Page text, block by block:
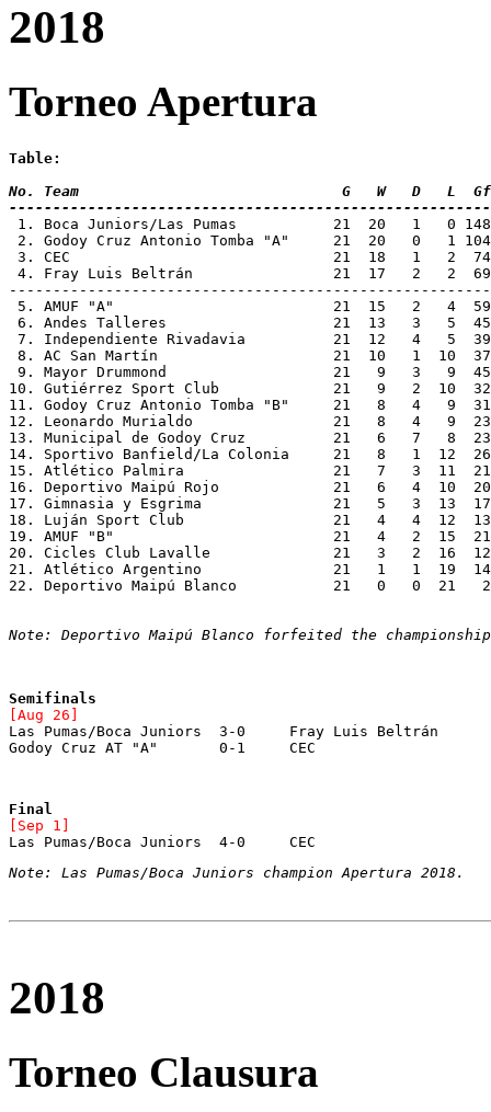
2018
Torneo Apertura
Table:
No. Team 			      G   W   D
1. Boca Juniors/Las Pumas
2. Godoy Cruz Antonio Tomba "A"     21  20   0   1
3. CEC				     21  18   1
4. Fray Luis Beltrán		     21
5. AMUF "A"			     21  15   2
6. Andes Talleres		     21  13   3
7. Independiente Rivadavia	     21  12
8. AC San Martín		     21  10   1
9. Mayor Drummond		     21   9   3
10. Gutiérrez Sport Club	     21   9   2
11. Godoy Cruz Antonio Tomba "B"     21   8   4   9
12. Leonardo Murialdo		     21   8
13. Municipal de Godoy Cruz	     21
14. Sportivo Banfield/La Colonia     21   8   1  12
15. Atlético Palmira		     21   7   3
16. Deportivo Maipú Rojo	     21   6
17. Gimnasia y Esgrima		     21   5   3
18. Luján Sport Club		     21   4   4
19. AMUF "B"			     21   4   2
20. Cicles Club Lavalle		     21   3   2
21. Atlético Argentino		     21   1   1
22. Deportivo Maipú Blanco	     21   0
Note: Deportivo Maipú Blanco forfeited the
[Aug 26]
Las Pumas/Boca Juniors	3-0	Fray Luis Beltrán
Godoy Cruz AT "A"	0-1	CEC
Final
[Sep 1]
Note: Las Pumas/Boca Juniors champion Apertura 2018.
2018
Torneo Clausura